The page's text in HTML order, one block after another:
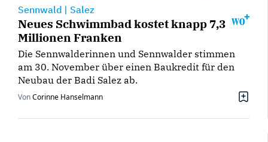
Sennwald | Salez
Neues Schwimmbad kostet knapp 7,3
Millionen Franken
Die Sennwalderinnen und Sennwalder stimmen
am 30. November über einen Baukredit für den
Neubau der Badi Salez ab.
VonCorinne Hanselmann